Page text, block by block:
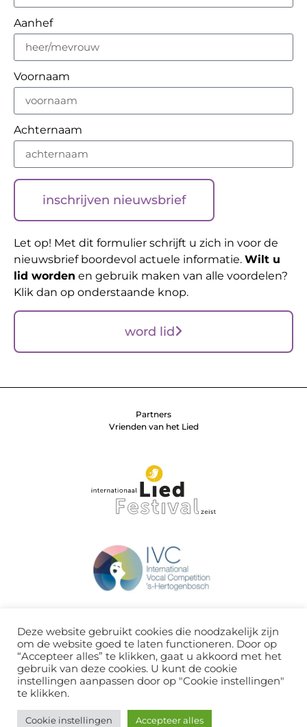
Aanhef
Voornaam
Achternaam
inschrijven nieuwsbrief
Let op! Met dit formulier schrijft u zich in voor de
nieuwsbrief boordevol actuele informatie. Wilt u
lid worden en gebruik maken van alle voordelen?
Klik dan op onderstaande knop.
word lid
Partners
Vrienden van het Lied
Deze website gebruikt cookies die noodzakelijk zijn
om de website goed te laten functioneren. Door op
“Accepteer alles” te klikken, gaat u akkoord met het
gebruik van deze cookies. U kunt de cookie
instellingen aanpassen door op "Cookie instellingen"
te klikken.
Cookie instellingen Accepteer alles